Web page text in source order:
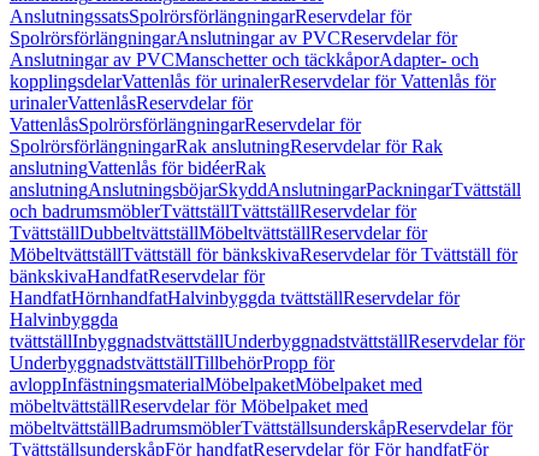
AnslutningssatsSpolrörsförlängningarReservdelar för
SpolrörsförlängningarAnslutningar av PVCReservdelar för
Anslutningar av PVCManschetter och täckkåporAdapter- och
kopplingsdelarVattenlås för urinalerReservdelar för Vattenlås för
urinalerVattenlåsReservdelar för
VattenlåsSpolrörsförlängningarReservdelar för
SpolrörsförlängningarRak anslutningReservdelar för Rak
anslutningVattenlås för bidéerRak
anslutningAnslutningsböjarSkyddAnslutningarPackningarTvättställ
och badrumsmöblerTvättställTvättställReservdelar för
TvättställDubbeltvättställMöbeltvättställReservdelar för
MöbeltvättställTvättställ för bänkskivaReservdelar för Tvättställ för
bänkskivaHandfatReservdelar för
HandfatHörnhandfatHalvinbyggda tvättställReservdelar för
Halvinbyggda
tvättställInbyggnadstvättställUnderbyggnadstvättställReservdelar för
UnderbyggnadstvättställTillbehörPropp för
avloppInfästningsmaterialMöbelpaketMöbelpaket med
möbeltvättställReservdelar för Möbelpaket med
möbeltvättställBadrumsmöblerTvättställsunderskåpReservdelar för
TvättställsunderskåpFör handfatReservdelar för För handfatFör